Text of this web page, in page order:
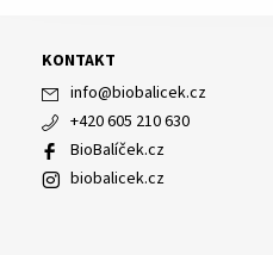
KONTAKT
info@biobalicek.cz
+420 605 210 630
BioBalíček.cz
biobalicek.cz